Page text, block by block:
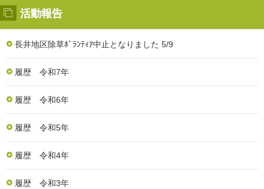
活動報告
長井地区除草ﾎﾞﾗﾝﾃｨｱ中止となりました 5/9
履歴 令和7年
履歴 令和6年
履歴 令和5年
履歴 令和4年
履歴 令和3年